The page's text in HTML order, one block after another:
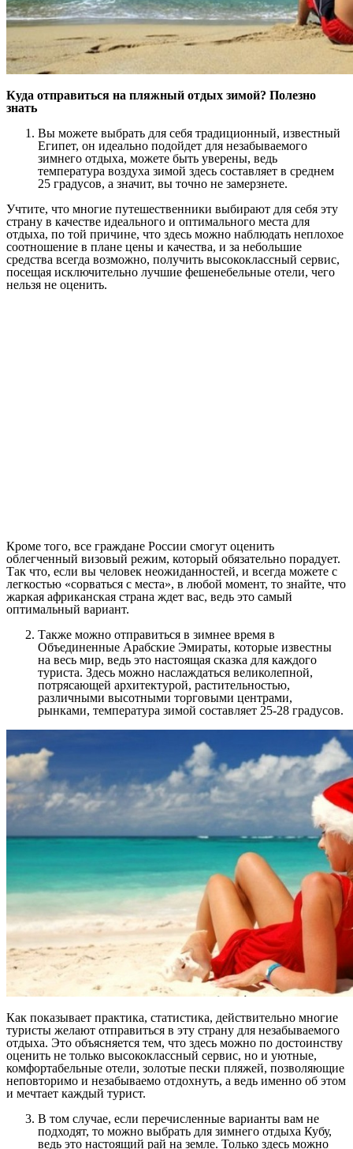
Куда отправиться на пляжный отдых зимой? Полезно
знать
Вы можете выбрать для себя традиционный, известный
Египет, он идеально подойдет для незабываемого
зимнего отдыха, можете быть уверены, ведь
температура воздуха зимой здесь составляет в среднем
25 градусов, а значит, вы точно не замерзнете.
Учтите, что многие путешественники выбирают для себя эту
страну в качестве идеального и оптимального места для
отдыха, по той причине, что здесь можно наблюдать неплохое
соотношение в плане цены и качества, и за небольшие
средства всегда возможно, получить высококлассный сервис,
посещая исключительно лучшие фешенебельные отели, чего
нельзя не оценить.
Кроме того, все граждане России смогут оценить
облегченный визовый режим, который обязательно порадует.
Так что, если вы человек неожиданностей, и всегда можете с
легкостью «сорваться с места», в любой момент, то знайте, что
жаркая африканская страна ждет вас, ведь это самый
оптимальный вариант.
Также можно отправиться в зимнее время в
Объединенные Арабские Эмираты, которые известны
на весь мир, ведь это настоящая сказка для каждого
туриста. Здесь можно наслаждаться великолепной,
потрясающей архитектурой, растительностью,
различными высотными торговыми центрами,
рынками, температура зимой составляет 25-28 градусов.
Как показывает практика, статистика, действительно многие
туристы желают отправиться в эту страну для незабываемого
отдыха. Это объясняется тем, что здесь можно по достоинству
оценить не только высококлассный сервис, но и уютные,
комфортабельные отели, золотые пески пляжей, позволяющие
неповторимо и незабываемо отдохнуть, а ведь именно об этом
и мечтает каждый турист.
В том случае, если перечисленные варианты вам не
подходят, то можно выбрать для зимнего отдыха Кубу,
ведь это настоящий рай на земле. Только здесь можно